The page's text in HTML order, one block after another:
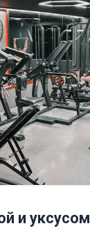
и уксусом